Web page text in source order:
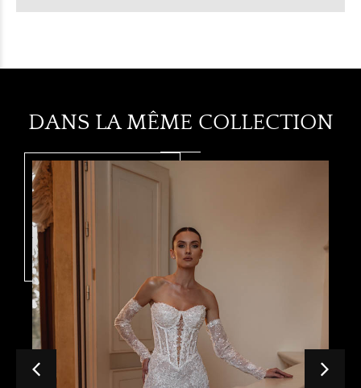
DANS LA MÊME COLLECTION